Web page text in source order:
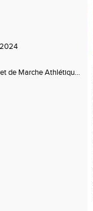
2024
de Marche Athlétiqu...